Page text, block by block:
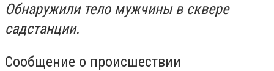
Обнаружили тело мужчины в сквере
садстанции.
Сообщение о происшествии